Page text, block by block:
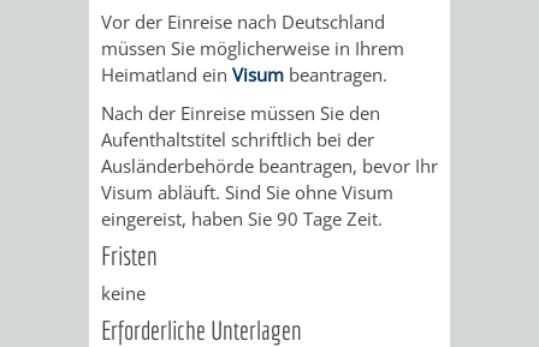
STADT
FRIEDHÖFE
BESTATTUNGSMÖGLICHKEITEN
HAUPTFRIEDHOF
WEINHEIM
KIRCHEN
KULTUREINRICHTUNGEN
THEATER
MUSEUM
RIDE
PARKEN
APP
VRNNEXTBIKE
Vor der Einreise nach Deutschland
müssen Sie möglicherweise in Ihrem
Heimatland ein Visum beantragen.
Nach der Einreise müssen Sie den
Aufenthaltstitel schriftlich bei der
Ausländerbehörde beantragen, bevor Ihr
Visum abläuft. Sind Sie ohne Visum
eingereist, haben Sie 90 Tage Zeit.
Fristen
keine
Erforderliche Unterlagen